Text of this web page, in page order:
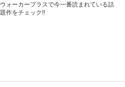
ウォーカープラスで今一番読まれている話
題作をチェック!!